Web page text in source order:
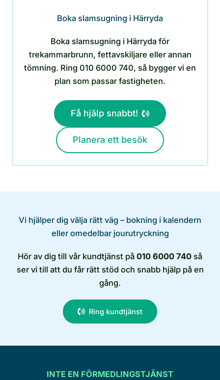
Boka slamsugning i Härryda
Boka slamsugning i Härryda för
trekammarbrunn, fettavskiljare eller annan
tömning. Ring 010 6000 740, så bygger vi en
plan som passar fastigheten.
Få hjälp snabbt!
Planera ett besök
Vi hjälper dig välja rätt väg – bokning i kalendern
eller omedelbar jourutryckning
Hör av dig till vår kundtjänst på 010 6000 740 så
ser vi till att du får rätt stöd och snabb hjälp på en
gång.
Ring kundtjänst
INTE EN FÖRMEDLINGSTJÄNST